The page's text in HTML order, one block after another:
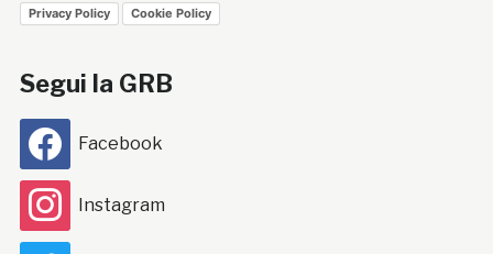
Privacy Policy Cookie Policy
Segui la GRB
Facebook
Instagram